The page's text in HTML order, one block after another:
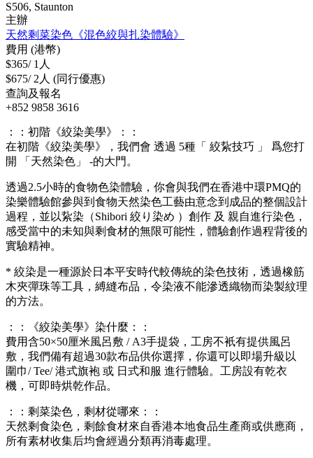
S506, Staunton
主辦
天然剩菜染色《混色絞與扎染體驗》
費用 (港幣)
$365/ 1人
$675/ 2人 (同行優惠)
查詢及報名
+852 9858 3616
：：初階《絞染美學》：：
在初階《絞染美學》，我們會 透過 5種「 絞紥技巧 」 爲您打
開 「天然染色」 -的大門。
透過2.5小時的食物色染體驗，你會與我們在香港中環PMQ的
染樂體驗館參與到食物天然染色工藝由意念到成品的整個設計
過程，並以紥染（Shibori 絞り染め ）創作 及 親自進行染色，
感受當中的未知與剩食材的無限可能性，體驗創作過程背後的
實驗精神。
* 絞染是一種源於日本平安時代較傳統的染色技術，透過橡筋
木夾彈珠等工具，縛縫布品，令染液不能滲透織物而染製紋理
的方法。
：：《絞染美學》染什麼：：
費用含50×50厘米風呂敷 / A3手提袋，工房不衹有提供風呂
敷，我們備有超過30款布品供你選擇，你還可以即場升級以
圍巾/ Tee/ 港式旗袍 或 日式和服 進行體驗。工房設有乾衣
機，可即時烘乾作品。
：：剩菜染色，剩材從哪來：：
天然剩食染色，剩餘食材來自香港本地食品生產商或供應商，
所有素材收集后均會經過分類再消毒處理。